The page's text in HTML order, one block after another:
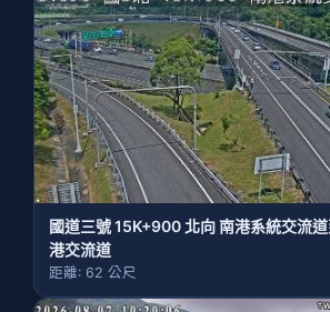
國道三號 15K+900 北向 南港系統交流
港交流道
距離: 62 公尺